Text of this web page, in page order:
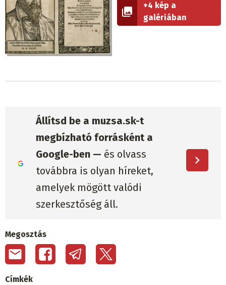
+4 kép a
galériában
Állítsd be a muzsa.sk-t
megbízható forrásként a
Google-ben — és olvass
továbbra is olyan híreket,
amelyek mögött valódi
szerkesztőség áll.
Megosztás
Címkék